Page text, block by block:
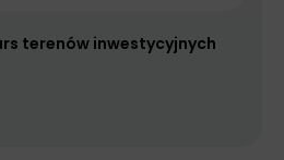
terenów inwestycyjnych